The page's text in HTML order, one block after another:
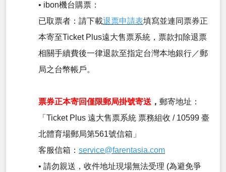
• ibon機台購票：
已取票者：請下載退票申請表填寫並連同票券正
本寄至Ticket Plus遠大售票系統，票款扣除退票
相關手續費後一律退款至指定台灣本地銀行／郵
局之台幣帳戶。
票券正本寄回僅限郵局掛號寄送 ， 郵寄地址：
「Ticket Plus 遠大售票系統 票務組收 / 10599 臺
北體育場郵局第561號信箱」
客服信箱： service@farentasia.com
• 請勿親送，收件地址現場無法受理 (為避免爭